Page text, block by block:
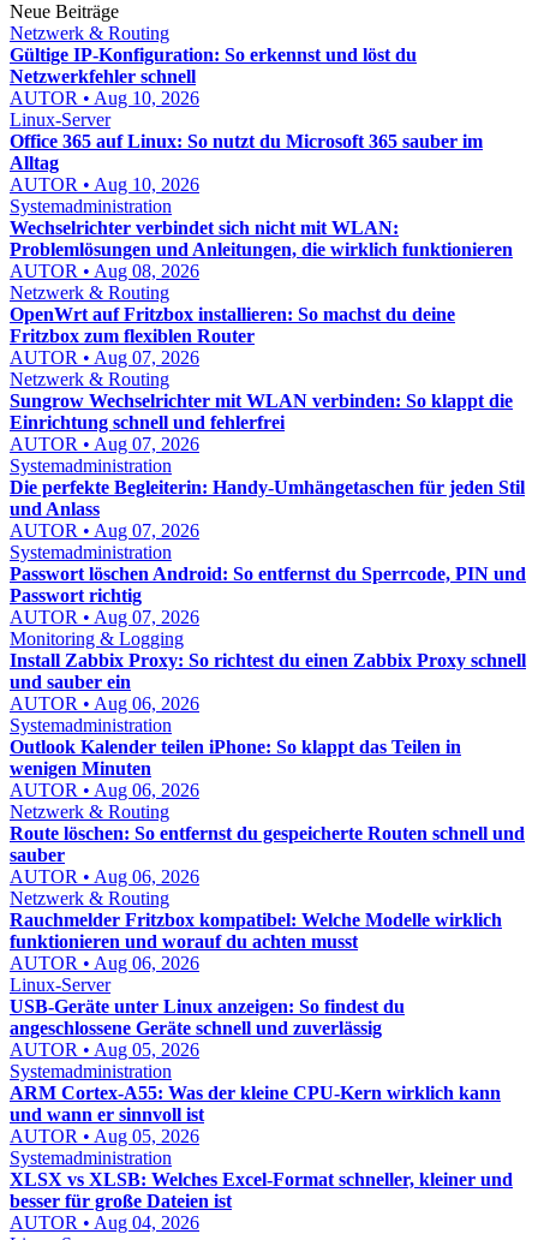
Neue Beiträge
Netzwerk & Routing
Gültige IP-Konfiguration: So erkennst und löst du
Netzwerkfehler schnell
AUTOR • Aug 10, 2026
Linux-Server
Office 365 auf Linux: So nutzt du Microsoft 365 sauber im
Alltag
AUTOR • Aug 10, 2026
Systemadministration
Wechselrichter verbindet sich nicht mit WLAN:
Problemlösungen und Anleitungen, die wirklich funktionieren
AUTOR • Aug 08, 2026
Netzwerk & Routing
OpenWrt auf Fritzbox installieren: So machst du deine
Fritzbox zum flexiblen Router
AUTOR • Aug 07, 2026
Netzwerk & Routing
Sungrow Wechselrichter mit WLAN verbinden: So klappt die
Einrichtung schnell und fehlerfrei
AUTOR • Aug 07, 2026
Systemadministration
Die perfekte Begleiterin: Handy-Umhängetaschen für jeden Stil
und Anlass
AUTOR • Aug 07, 2026
Systemadministration
Passwort löschen Android: So entfernst du Sperrcode, PIN und
Passwort richtig
AUTOR • Aug 07, 2026
Monitoring & Logging
Install Zabbix Proxy: So richtest du einen Zabbix Proxy schnell
und sauber ein
AUTOR • Aug 06, 2026
Systemadministration
Outlook Kalender teilen iPhone: So klappt das Teilen in
wenigen Minuten
AUTOR • Aug 06, 2026
Netzwerk & Routing
Route löschen: So entfernst du gespeicherte Routen schnell und
sauber
AUTOR • Aug 06, 2026
Netzwerk & Routing
Rauchmelder Fritzbox kompatibel: Welche Modelle wirklich
funktionieren und worauf du achten musst
AUTOR • Aug 06, 2026
Linux-Server
USB-Geräte unter Linux anzeigen: So findest du
angeschlossene Geräte schnell und zuverlässig
AUTOR • Aug 05, 2026
Systemadministration
ARM Cortex-A55: Was der kleine CPU-Kern wirklich kann
und wann er sinnvoll ist
AUTOR • Aug 05, 2026
Systemadministration
XLSX vs XLSB: Welches Excel-Format schneller, kleiner und
besser für große Dateien ist
AUTOR • Aug 04, 2026